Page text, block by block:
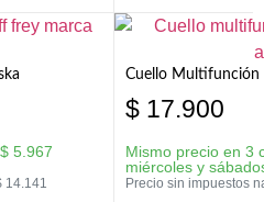
$ 5.967
14.141
Cuello Multifunción
$ 17.900
Mismo precio en 3
miércoles y
Precio sin impuestos